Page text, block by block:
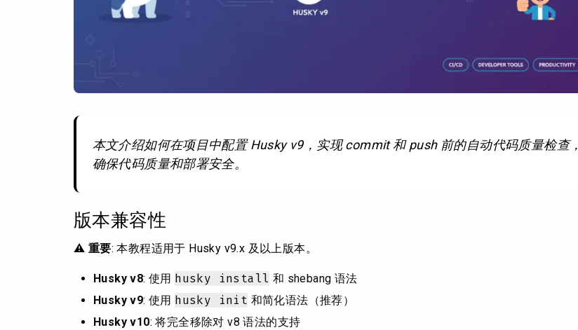
本文介绍如何在项目中配置 Husky v9，实现 commit 和 push 前的自动代码质量检查，
确保代码质量和部署安全。
版本兼容性
⚠️ 重要: 本教程适用于 Husky v9.x 及以上版本。
Husky v8: 使用 husky install 和 shebang 语法
Husky v9: 使用 husky init 和简化语法（推荐）
Husky v10: 将完全移除对 v8 语法的支持